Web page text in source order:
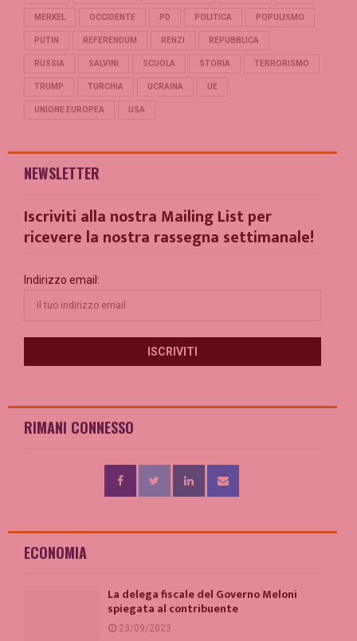
MERKEL OCCIDENTE PD POLITICA POPULISMO
PUTIN REFERENDUM RENZI REPUBBLICA
RUSSIA SALVINI SCUOLA STORIA TERRORISMO
TRUMP TURCHIA UCRAINA UE
UNIONE EUROPEA USA
NEWSLETTER
Iscriviti alla nostra Mailing List per
ricevere la nostra rassegna settimanale!
Indirizzo email:
RIMANI CONNESSO
ECONOMIA
La delega fiscale del Governo Meloni
spiegata al contribuente
23/09/2023